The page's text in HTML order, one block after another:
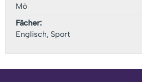
Mö
Fächer:
Englisch, Sport